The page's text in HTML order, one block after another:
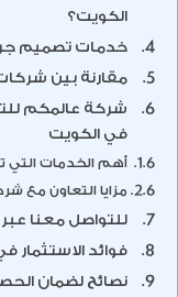
الكويت؟
خدمات تصميم
مقارنة بين
شركة عالمكم
في الكويت
أهم الخدمات
مزايا التعاون مع
للتواصل معنا
فوائد
نصائح لضمان